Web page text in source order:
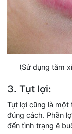
(Sử dụng tăm
3. Tụt lợi:
Tụt lợi cũng là một
đúng cách. Phần
đến tình trạng ê